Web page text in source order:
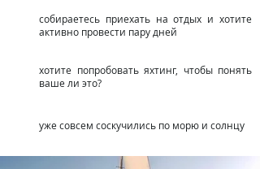
собираетесь приехать на отдых и хотите
активно провести пару дней
хотите попробовать яхтинг, чтобы понять
ваше ли это?
уже совсем соскучились по морю и солнцу